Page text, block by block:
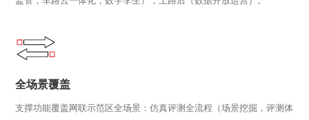
全场景覆盖
支撑功能覆盖网联示范区全场景：仿真评测全流程（场景挖掘，评测体